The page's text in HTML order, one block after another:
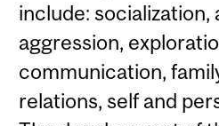
include:
aggression,
communication,
relations, self and